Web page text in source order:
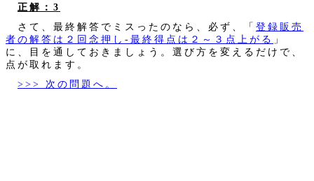
正解：3
さて、最終解答でミスったのなら、必ず、「 登録販売
者の解答は２回念押し‐最終得点は２～３点上がる 」
に、目を通しておきましょう。選び方を変えるだけで、
点が取れます。
>>> 次の問題へ。